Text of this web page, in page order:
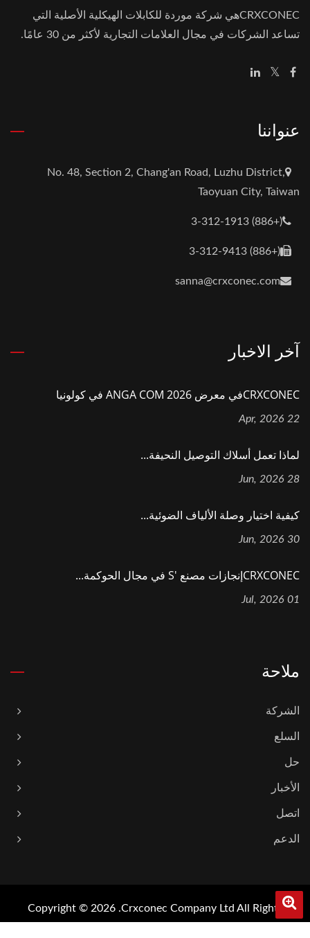
CRXCONECهي شركة موردة للكابلات الهيكلية الأصلية التي
تساعد الشركات في مجال العلامات التجارية لأكثر من 30 عامًا.
عنواننا
No. 48, Section 2, Chang'an Road, Luzhu District,
Taoyuan City, Taiwan
(+886) 3-312-1913
(+886) 3-312-9413
sanna@crxconec.com
آخر الاخبار
CRXCONECفي معرض ANGA COM 2026 في كولونيا
22 Apr, 2026
لماذا تعمل أسلاك التوصيل النحيفة...
28 Jun, 2026
كيفية اختيار وصلة الألياف الضوئية...
30 Jun, 2026
CRXCONECإنجازات مصنع 's في مجال الحوكمة...
01 Jul, 2026
ملاحة
الشركة
السلع
حل
الأخبار
اتصل
الدعم
Copyright © 2026 Crxconec Company Ltd. All Rights